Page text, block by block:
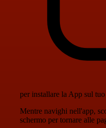
per installare la App sul
Mentre navighi nell'app,
schermo per tornare alle